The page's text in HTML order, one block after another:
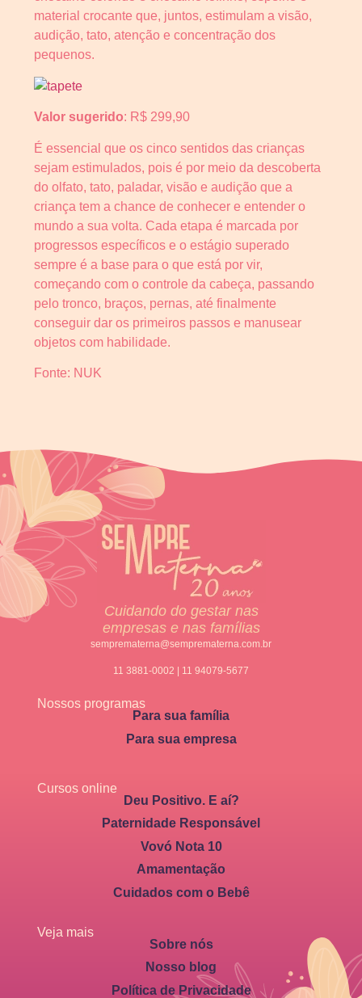
material crocante que, juntos, estimulam a visão,
audição, tato, atenção e concentração dos
pequenos.
Valor sugerido: R$ 299,90
É essencial que os cinco sentidos das crianças
sejam estimulados, pois é por meio da descoberta
do olfato, tato, paladar, visão e audição que a
criança tem a chance de conhecer e entender o
mundo a sua volta. Cada etapa é marcada por
progressos específicos e o estágio superado
sempre é a base para o que está por vir,
começando com o controle da cabeça, passando
pelo tronco, braços, pernas, até finalmente
conseguir dar os primeiros passos e manusear
objetos com habilidade.
Fonte: NUK
Cuidando do gestar nas
empresas e nas famílias
semprematerna@semprematerna.com.br
11 3881-0002 | 11 94079-5677
Nossos programas
Para sua família
Para sua empresa
Cursos online
Deu Positivo. E aí?
Paternidade Responsável
Vovó Nota 10
Amamentação
Cuidados com o Bebê
Veja mais
Sobre nós
Nosso blog
Política de Privacidade